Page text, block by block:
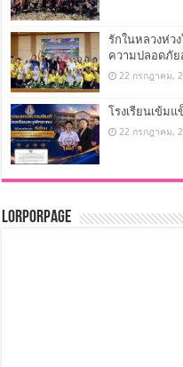
รักในหลวงห่ว
ความปลอดภัย
22 กรกฎาคม,
โรงเรียนเข้ม
22 กรกฎาคม,
LorPorPage